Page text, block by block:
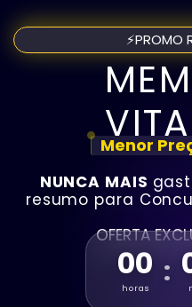
⚡PROMO
Menor
NUNCA MAIS
resumo para
OFERTA
00
horas :